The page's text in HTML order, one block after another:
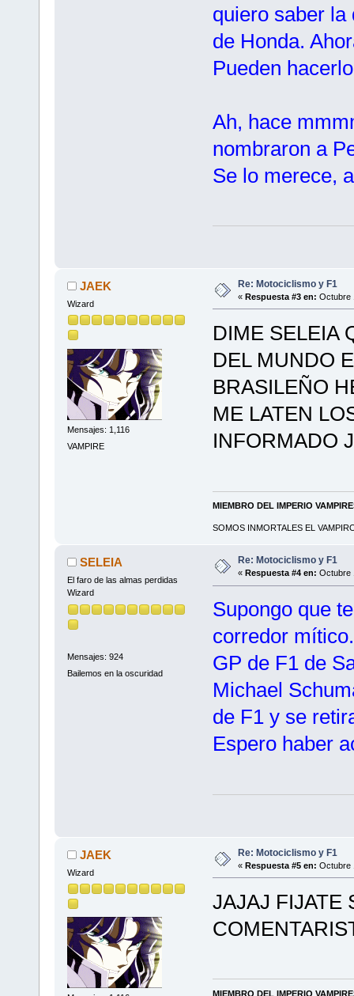
quiero saber la
de Honda.
Pueden
Ah, hace
nombraron a
Se lo merece,
JAEK
Wizard
Mensajes: 1,116
VAMPIRE
Re: Motociclismo y F1
« Respuesta #3 en: Octubre
DIME SELEIA
DEL MUNDO
BRASILEÑO
ME LATEN
INFORMADO
MIEMBRO DEL IMPERIO
SOMOS INMORTALES EL
SELEIA
El faro de las almas perdidas
Wizard
Mensajes: 924
Bailemos en la oscuridad
Re: Motociclismo y F1
« Respuesta #4 en: Octubre
Supongo que
corredor
GP de F1 de
Michael
de F1 y se
Espero haber
JAEK
Wizard
Re: Motociclismo y F1
« Respuesta #5 en: Octubre
JAJAJ FIJATE
MIEMBRO DEL IMPERIO